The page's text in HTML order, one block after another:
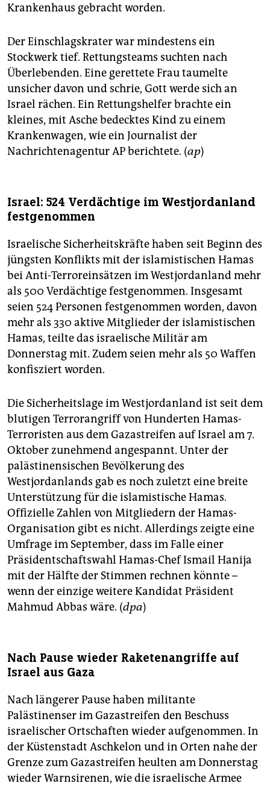
Krankenhaus gebracht worden.
Der Einschlagskrater war mindestens ein
Stockwerk tief. Rettungsteams suchten nach
Überlebenden. Eine gerettete Frau taumelte
unsicher davon und schrie, Gott werde sich an
Israel rächen. Ein Rettungshelfer brachte ein
kleines, mit Asche bedecktes Kind zu einem
Krankenwagen, wie ein Journalist der
Nachrichtenagentur AP berichtete. (ap)
Israel: 524 Verdächtige im Westjordanland
festgenommen
Israelische Sicherheitskräfte haben seit Beginn des
jüngsten Konflikts mit der islamistischen Hamas
bei Anti-Terroreinsätzen im Westjordanland mehr
als 500 Verdächtige festgenommen. Insgesamt
seien 524 Personen festgenommen worden, davon
mehr als 330 aktive Mitglieder der islamistischen
Hamas, teilte das israelische Militär am
Donnerstag mit. Zudem seien mehr als 50 Waffen
konfisziert worden.
Die Sicherheitslage im Westjordanland ist seit dem
blutigen Terrorangriff von Hunderten Hamas-
Terroristen aus dem Gazastreifen auf Israel am 7.
Oktober zunehmend angespannt. Unter der
palästinensischen Bevölkerung des
Westjordanlands gab es noch zuletzt eine breite
Unterstützung für die islamistische Hamas.
Offizielle Zahlen von Mitgliedern der Hamas-
Organisation gibt es nicht. Allerdings zeigte eine
Umfrage im September, dass im Falle einer
Präsidentschaftswahl Hamas-Chef Ismail Hanija
mit der Hälfte der Stimmen rechnen könnte –
wenn der einzige weitere Kandidat Präsident
Mahmud Abbas wäre. (dpa)
Nach Pause wieder Raketenangriffe auf
Israel aus Gaza
Nach längerer Pause haben militante
Palästinenser im Gazastreifen den Beschuss
israelischer Ortschaften wieder aufgenommen. In
der Küstenstadt Aschkelon und in Orten nahe der
Grenze zum Gazastreifen heulten am Donnerstag
wieder Warnsirenen, wie die israelische Armee